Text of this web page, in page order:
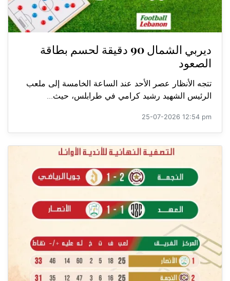
ديربي الشمال 90 دقيقة لحسم بطاقة
الصعود
تتجه الأنظار عصر الأحد عند الساعة الخامسة إلى ملعب
الرئيس الشهيد رشيد كرامي في طرابلس، حيث...
25-07-2026 12:54 pm